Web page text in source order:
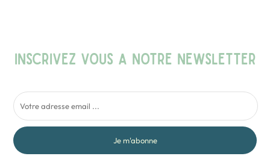
INSCRIVEZ VOUS A NOTRE NEWSLETTER
Je m'abonne